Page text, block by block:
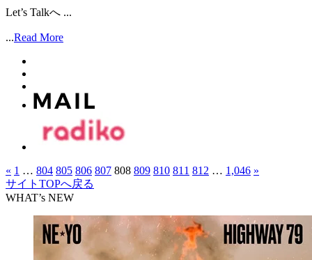
Let’s Talkへ ...
...Read More
« 1 … 804 805 806 807 808 809 810 811 812 … 1,046 »
サイトTOPへ戻る
WHAT’s NEW